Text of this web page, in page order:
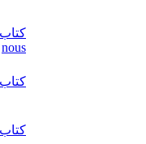
nous
کتاب Vite et bien
کتاب Cosmopolite